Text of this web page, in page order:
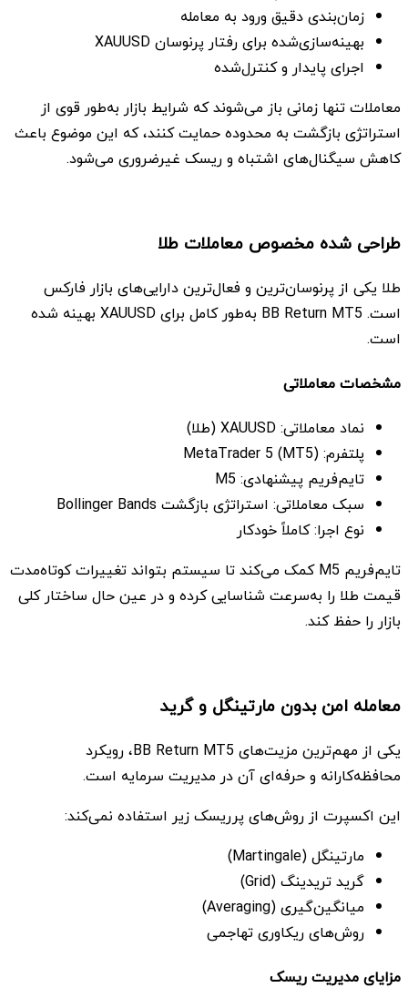
زمان‌بندی دقیق ورود به معامله
بهینه‌سازی‌شده برای رفتار پرنوسان XAUUSD
اجرای پایدار و کنترل‌شده
معاملات تنها زمانی باز می‌شوند که شرایط بازار به‌طور قوی از
استراتژی بازگشت به محدوده حمایت کنند، که این موضوع باعث
کاهش سیگنال‌های اشتباه و ریسک غیرضروری می‌شود.
طراحی شده مخصوص معاملات طلا
طلا یکی از پرنوسان‌ترین و فعال‌ترین دارایی‌های بازار فارکس
است. BB Return MT5 به‌طور کامل برای XAUUSD بهینه شده
است.
مشخصات معاملاتی
نماد معاملاتی: XAUUSD (طلا)
پلتفرم: MetaTrader 5 (MT5)
تایم‌فریم پیشنهادی: M5
سبک معاملاتی: استراتژی بازگشت Bollinger Bands
نوع اجرا: کاملاً خودکار
تایم‌فریم M5 کمک می‌کند تا سیستم بتواند تغییرات کوتاه‌مدت
قیمت طلا را به‌سرعت شناسایی کرده و در عین حال ساختار کلی
بازار را حفظ کند.
معامله امن بدون مارتینگل و گرید
یکی از مهم‌ترین مزیت‌های BB Return MT5، رویکرد
محافظه‌کارانه و حرفه‌ای آن در مدیریت سرمایه است.
این اکسپرت از روش‌های پرریسک زیر استفاده نمی‌کند:
مارتینگل (Martingale)
گرید تریدینگ (Grid)
میانگین‌گیری (Averaging)
روش‌های ریکاوری تهاجمی
مزایای مدیریت ریسک